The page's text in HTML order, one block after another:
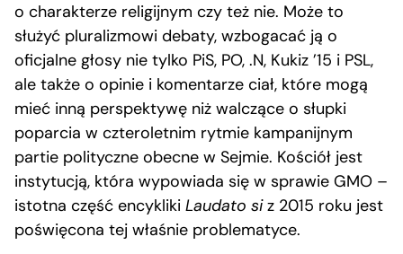
o charakterze religijnym czy też nie. Może to
służyć pluralizmowi debaty, wzbogacać ją o
oficjalne głosy nie tylko PiS, PO, .N, Kukiz ’15 i PSL,
ale także o opinie i komentarze ciał, które mogą
mieć inną perspektywę niż walczące o słupki
poparcia w czteroletnim rytmie kampanijnym
partie polityczne obecne w Sejmie. Kościół jest
instytucją, która wypowiada się w sprawie GMO –
istotna część encykliki Laudato siz 2015 roku jest
poświęcona tej właśnie problematyce.